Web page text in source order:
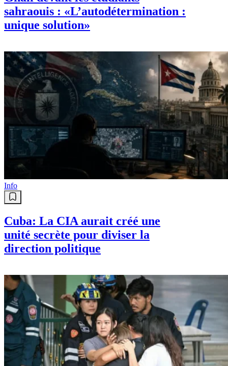
sahraouis : «L’autodétermination :
unique solution»
Info
Cuba: La CIA aurait créé une
unité secrète pour diviser la
direction politique